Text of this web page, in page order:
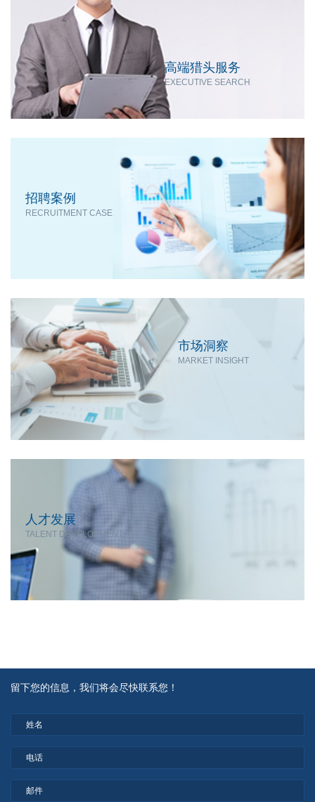
高端猎头服务
EXECUTIVE SEARCH
招聘案例
RECRUITMENT CASE
市场洞察
MARKET INSIGHT
人才发展
TALENT DEVELOPMENT
留下您的信息，我们将会尽快联系您！